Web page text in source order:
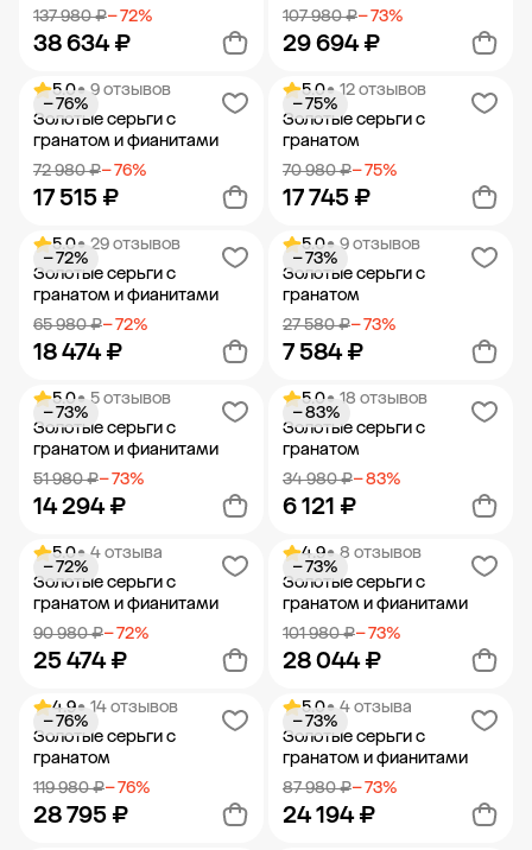
137 980 ₽− 72%
38 634 ₽
Добавить в корзину
107 980 ₽− 73%
29 694 ₽
Добавить в корзину
5.0• 9 отзывов
Золотые серьги с
гранатом и фианитами
72 980 ₽− 76%
17 515 ₽
− 76%
Добавить в корзину
5.0• 12 отзывов
Золотые серьги с
гранатом
70 980 ₽− 75%
17 745 ₽
− 75%
Добавить в корзину
5.0• 29 отзывов
Золотые серьги с
гранатом и фианитами
65 980 ₽− 72%
18 474 ₽
− 72%
Добавить в корзину
5.0• 9 отзывов
Золотые серьги с
гранатом
27 580 ₽− 73%
7 584 ₽
− 73%
Добавить в корзину
5.0• 5 отзывов
Золотые серьги с
гранатом и фианитами
51 980 ₽− 73%
14 294 ₽
− 73%
Добавить в корзину
5.0• 18 отзывов
Золотые серьги с
гранатом
34 980 ₽− 83%
6 121 ₽
− 83%
Добавить в корзину
5.0• 4 отзыва
Золотые серьги с
гранатом и фианитами
90 980 ₽− 72%
25 474 ₽
− 72%
Добавить в корзину
4.9• 8 отзывов
Золотые серьги с
гранатом и фианитами
101 980 ₽− 73%
28 044 ₽
− 73%
Добавить в корзину
4.9• 14 отзывов
Золотые серьги с
гранатом
119 980 ₽− 76%
28 795 ₽
− 76%
5.0• 4 отзыва
Золотые серьги с
гранатом и фианитами
87 980 ₽− 73%
24 194 ₽
− 73%